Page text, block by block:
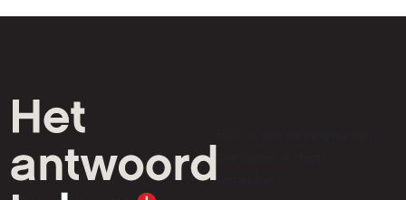
liefhebbers.